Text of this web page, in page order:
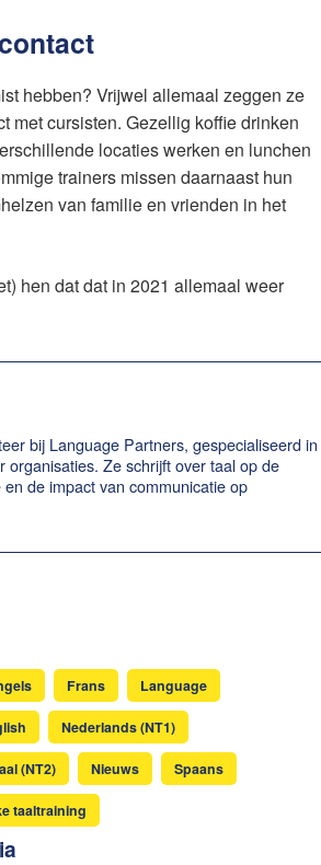
hebben? Vrijwel allemaal zeggen ze
met cursisten. Gezellig koffie drinken
locaties werken en lunchen
trainers missen daarnaast hun
van familie en vrienden in het
hen dat dat in 2021 allemaal weer
bij Language Partners, gespecialiseerd in
organisaties. Ze schrijft over taal op de
de impact van communicatie op
Frans Language
Nederlands (NT1)
(NT2) Nieuws Spaans
taaltraining